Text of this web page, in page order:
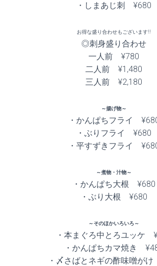
・しまあじ刺 ¥680
お得な盛り合わせもございます!!
◎刺身盛り合わせ
一人前 ¥780
二人前 ¥1,480
三人前 ¥2,180
～揚げ物～
・かんぱちフライ
・ぶりフライ ¥680
・平すずきフライ
～煮物・汁物～
・かんぱち大根 ¥680
・ぶり大根 ¥680
～そのほかいろいろ～
・本まぐろ中とろユッケ
・かんぱちカマ焼き
・〆さばとネギの酢味噌が